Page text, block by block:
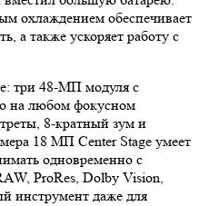
охлаждением обеспечивает
а также ускоряет работу с
три 48-МП модуля с
на любом фокусном
8-кратный зум и
18 МП Center Stage умеет
одновременно с
ProRes, Dolby Vision,
инструмент даже для